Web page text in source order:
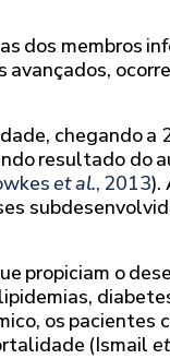
dos membros
chegando a
resultado do
et al., 2013).
propiciam o
os
(Ismail